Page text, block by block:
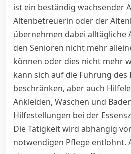
ist ein beständig wachsender
Altenbetreuerin oder der
übernehmen dabei alltägliche
den Senioren nicht mehr
können oder dies nicht mehr
kann sich auf die Führung des
beschränken, aber auch
Ankleiden, Waschen und
Hilfestellungen bei der
Die Tätigkeit wird abhängig
notwendigen Pflege entlohnt.